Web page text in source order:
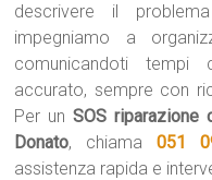
descrivere il
impegniamo a
comunicandoti
accurato, sempre con
Per unSOS riparazione
Donato, chiama 051
assistenza rapida e